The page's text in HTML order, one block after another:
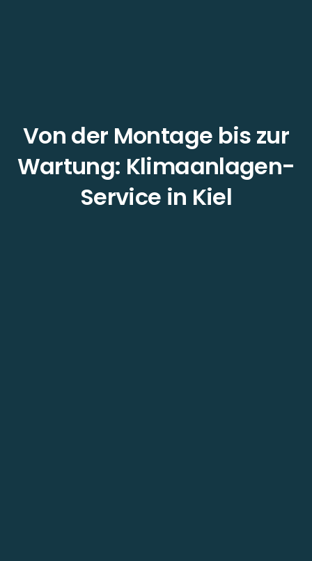
Von der Montage bis zur
Wartung: Klimaanlagen-
Service in Kiel